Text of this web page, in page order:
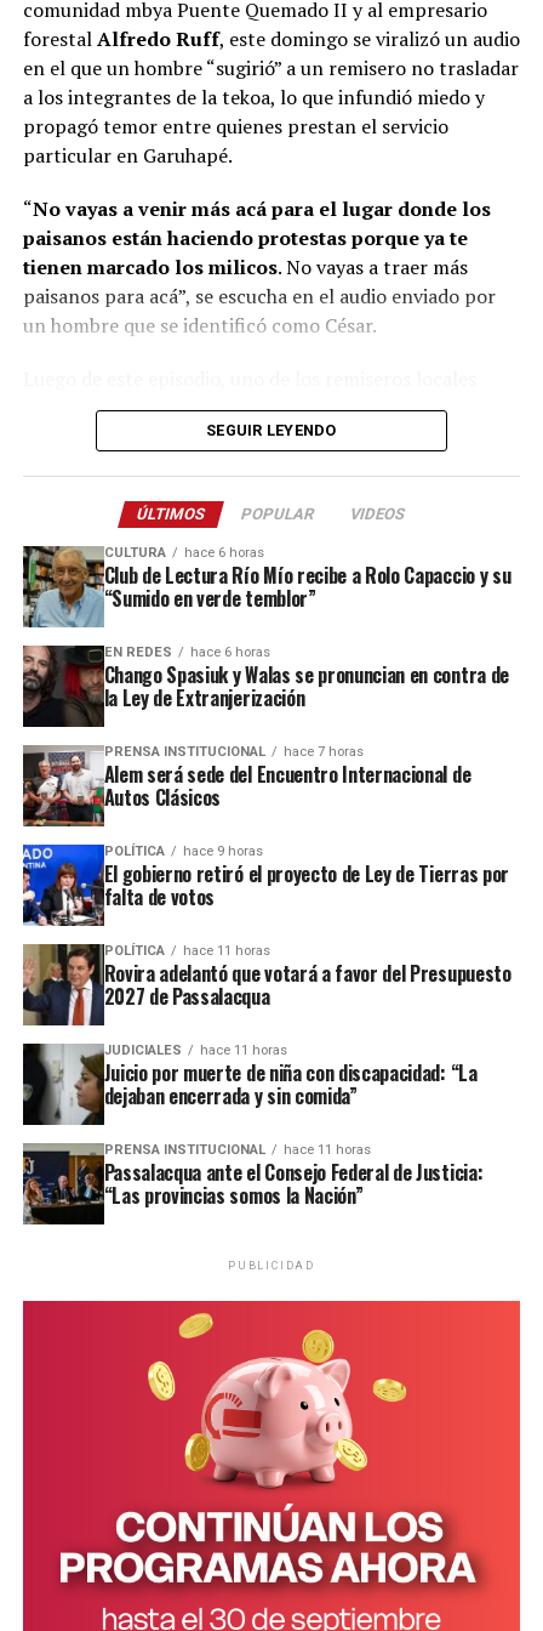
de familias el pasado 28 de julio.
A dicha mesa de trabajo serán convocados
representantes de la Policía de Misiones, del ministerio
de Gobierno, del Poder Judicial, del Ministerio Público
Fiscal, de la Municipalidad de Garuhapé, de la parte
caciques de otras comunidades mbya guaraní y un
intérprete.
Ver esta publicación en Instagram
comunidad mbya Puente Quemado II y al empresario
forestalAlfredo Ruff, este domingo se viralizó un audio
en el que un hombre “sugirió” a un remisero no trasladar
a los integrantes de la tekoa, lo que infundió miedo y
propagó temor entre quienes prestan el servicio
particular en Garuhapé.
“No vayas a venir más acá para el lugar donde los
paisanos están haciendo protestas porque ya te
tienen marcado los milicos. No vayas a traer más
paisanos para acá”, se escucha en el audio enviado por
un hombre que se identificó como César.
aseguró que no ofrecerá el traslado a los miembros de la
comunidad por temor a represalias. “Yo no voy a llevar
y menos con la autoridad”, manifestó un chofer de la
zona consultado porLa Voz de Misiones.
Ver esta publicación en Instagram
Esta comunidad se encuentra ubicada a 22 kilómetros de
la ruta nacional 12, por lo que la única forma de acceder
es a pie o a través de vehículos contratados de manera
En los últimos años, Puente Quemado II fue blanco de
denuncias por parte del empresario forestal Ruff, quien
SEGUIR LEYENDO
ÚLTIMOS POPULAR VIDEOS
CULTURA hace 6 horas
Club de Lectura Río Mío recibe a Rolo Capaccio y su
“Sumido en verde temblor”
EN REDES hace 6 horas
Chango Spasiuk y Walas se pronuncian en contra de
la Ley de Extranjerización
PRENSA INSTITUCIONAL hace 7 horas
Alem será sede del Encuentro Internacional de
Autos Clásicos
POLÍTICA hace 9 horas
El gobierno retiró el proyecto de Ley de Tierras por
falta de votos
POLÍTICA hace 11 horas
Rovira adelantó que votará a favor del Presupuesto
2027 de Passalacqua
JUDICIALES hace 11 horas
Juicio por muerte de niña con discapacidad: “La
dejaban encerrada y sin comida”
PRENSA INSTITUCIONAL hace 11 horas
Passalacqua ante el Consejo Federal de Justicia:
“Las provincias somos la Nación”
PUBLICIDAD